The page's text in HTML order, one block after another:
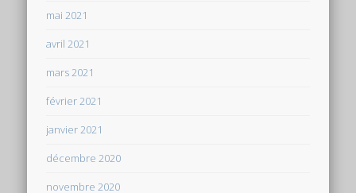
mai 2021
avril 2021
mars 2021
février 2021
janvier 2021
décembre 2020
novembre 2020